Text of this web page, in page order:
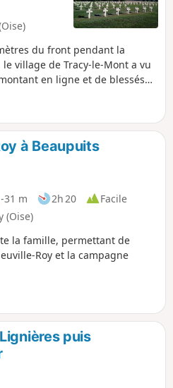
du front pendant la
village de Tracy-le-Mont a vu
en ligne et de blessés
des lieux émouvants comme
et la nécropole nationale qui
à Beaupuits
-31 m 2h 20
Facile
(Oise)
la famille, permettant de
Roy et la campagne
puis